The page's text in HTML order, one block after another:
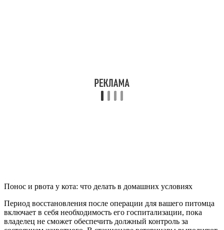
Понос и рвота у кота: что делать в домашних условиях
Период восстановления после операции для вашего питомца
включает в себя необходимость его госпитализации, пока
владелец не сможет обеспечить должный контроль за